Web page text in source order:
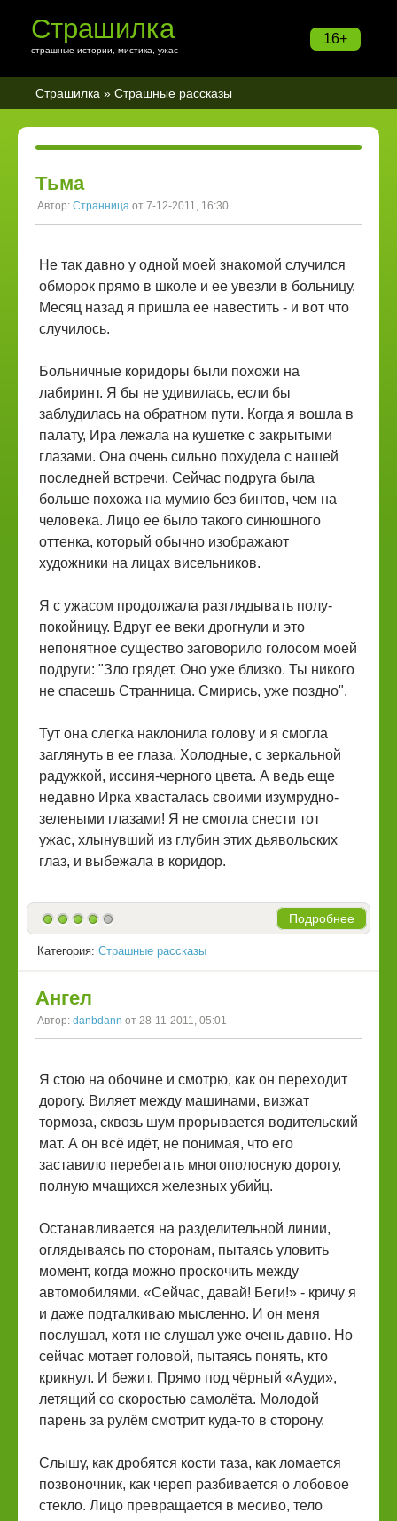
16+
Страшилка
страшные истории, мистика, ужас
Страшилка » Страшные рассказы
Тьма
Автор: Странница от 7-12-2011, 16:30
Не так давно у одной моей знакомой случился
обморок прямо в школе и ее увезли в больницу.
Месяц назад я пришла ее навестить - и вот что
случилось.
Больничные коридоры были похожи на
лабиринт. Я бы не удивилась, если бы
заблудилась на обратном пути. Когда я вошла в
палату, Ира лежала на кушетке с закрытыми
глазами. Она очень сильно похудела с нашей
последней встречи. Сейчас подруга была
больше похожа на мумию без бинтов, чем на
человека. Лицо ее было такого синюшного
оттенка, который обычно изображают
художники на лицах висельников.
Я с ужасом продолжала разглядывать полу-
покойницу. Вдруг ее веки дрогнули и это
непонятное существо заговорило голосом моей
подруги: "Зло грядет. Оно уже близко. Ты никого
не спасешь Странница. Смирись, уже поздно".
Тут она слегка наклонила голову и я смогла
заглянуть в ее глаза. Холодные, с зеркальной
радужкой, иссиня-черного цвета. А ведь еще
недавно Ирка хвасталась своими изумрудно-
зелеными глазами! Я не смогла снести тот
ужас, хлынувший из глубин этих дьявольских
глаз, и выбежала в коридор.
Подробнее
Категория: Страшные рассказы
Ангел
Автор: danbdann от 28-11-2011, 05:01
Я стою на обочине и смотрю, как он переходит
дорогу. Виляет между машинами, визжат
тормоза, сквозь шум прорывается водительский
мат. А он всё идёт, не понимая, что его
заставило перебегать многополосную дорогу,
полную мчащихся железных убийц.
Останавливается на разделительной линии,
оглядываясь по сторонам, пытаясь уловить
момент, когда можно проскочить между
автомобилями. «Сейчас, давай! Беги!» - кричу я
и даже подталкиваю мысленно. И он меня
послушал, хотя не слушал уже очень давно. Но
сейчас мотает головой, пытаясь понять, кто
крикнул. И бежит. Прямо под чёрный «Ауди»,
летящий со скоростью самолёта. Молодой
парень за рулём смотрит куда-то в сторону.
Слышу, как дробятся кости таза, как ломается
позвоночник, как череп разбивается о лобовое
стекло. Лицо превращается в месиво, тело